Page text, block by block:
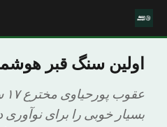
اولین سنگ قبر
بسیار خوبی را برای نوآوری